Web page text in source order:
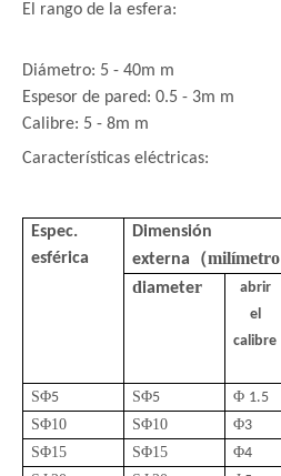
El rango de la esfera:
Diámetro: 5 - 40m m
Espesor de pared: 0.5 - 3m m
Calibre: 5 - 8m m
Características eléctricas:
Espec.
esférica
Dimensión
externa （milímetro
diameter
abrir
el
calibre
SΦ5 SΦ5 Φ 1.5
SΦ10 SΦ10 Φ3
SΦ15 SΦ15 Φ4